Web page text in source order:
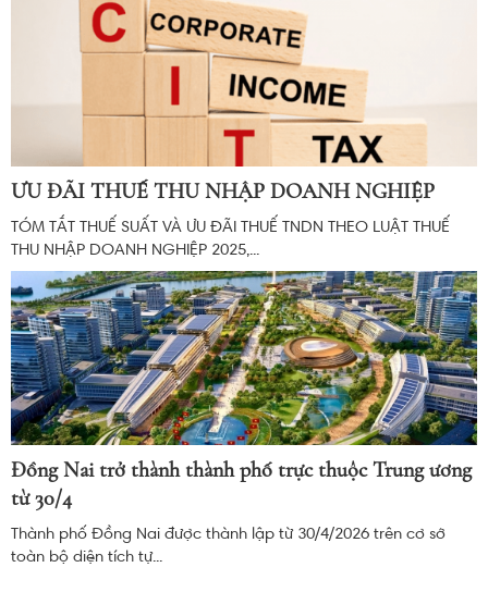
ƯU ĐÃI THUẾ THU NHẬP DOANH NGHIỆP
TÓM TẮT THUẾ SUẤT VÀ ƯU ĐÃI THUẾ TNDN THEO LUẬT THUẾ
THU NHẬP DOANH NGHIỆP 2025,...
Đồng Nai trở thành thành phố trực thuộc Trung ương
từ 30/4
Thành phố Đồng Nai được thành lập từ 30/4/2026 trên cơ sở
toàn bộ diện tích tự...